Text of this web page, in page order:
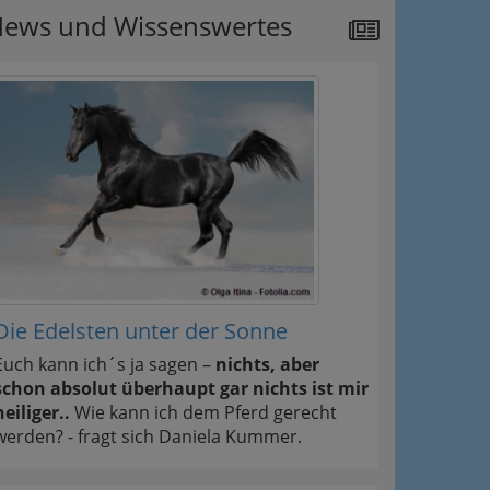
und Wissenswertes
Edelsten unter der Sonne
kann ich´s ja sagen – nichts, aber
absolut überhaupt gar nichts ist mir
Wie kann ich dem Pferd gerecht
- fragt sich Daniela Kummer.